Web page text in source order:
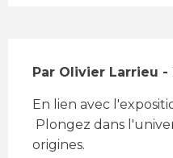
Par Olivier Larrieu -
En lien avec
origines.